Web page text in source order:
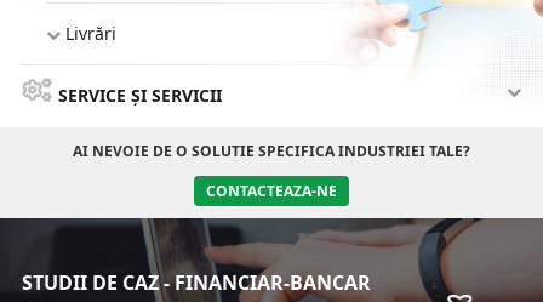
Livrări
SERVICE ȘI SERVICII
AI NEVOIE DE O SOLUTIE SPECIFICA INDUSTRIEI TALE?
CONTACTEAZA-NE
STUDII DE CAZ - FINANCIAR-BANCAR